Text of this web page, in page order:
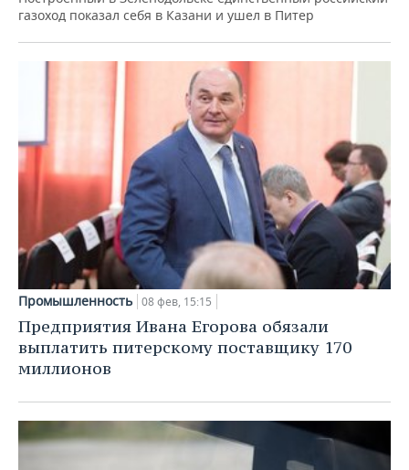
газоход показал себя в Казани и ушел в Питер
Промышленность 08 фев, 15:15
Предприятия Ивана Егорова обязали
выплатить питерскому поставщику 170
миллионов